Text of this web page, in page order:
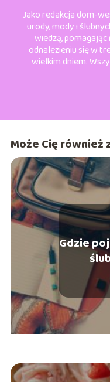
Jako redakcja dom-
urody, mody i
wiedzą,
odnalezieniu się w
wielkim dniem.
Może Cię
Gdzie